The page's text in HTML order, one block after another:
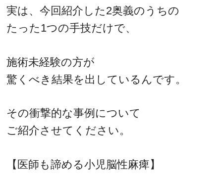
実は、今回紹介した2奥義のうちの
たった1つの手技だけで、
施術未経験の方が
驚くべき結果を出しているんです。
その衝撃的な事例について
ご紹介させてください。
【医師も諦める小児脳性麻痺】